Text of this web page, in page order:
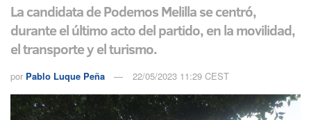
La candidata de Podemos Melilla se centró,
durante el último acto del partido, en la movilidad,
el transporte y el turismo.
por Pablo Luque Peña 22/05/2023 11:29 CEST